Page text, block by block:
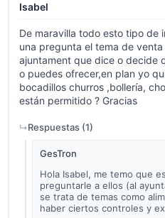
Isabel
De maravilla todo esto tipo de
una pregunta el tema de
ajuntament que dice o decide
o puedes ofrecer,en plan yo
bocadillos churros ,bollería,
están permitido ? Gracias
Respuestas (1)
GesTron
Hola Isabel, me temo que
preguntarle a ellos (al
se trata de temas como
haber ciertos controles y